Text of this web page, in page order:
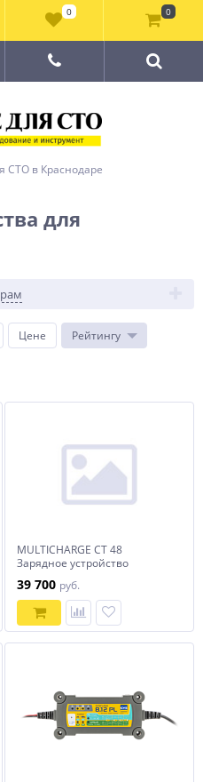
СТО в Краснодаре
для
Цене Рейтингу
MULTICHARGE CT 48
Зарядное устройство
39 700 руб.
0 0